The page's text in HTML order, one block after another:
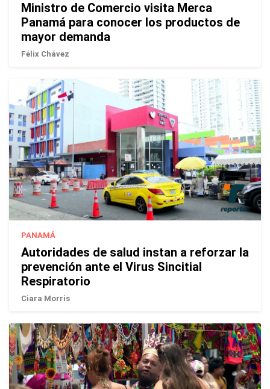
Ministro de Comercio visita Merca
Panamá para conocer los productos de
mayor demanda
Félix Chávez
PANAMÁ
Autoridades de salud instan a reforzar la
prevención ante el Virus Sincitial
Respiratorio
Ciara Morris